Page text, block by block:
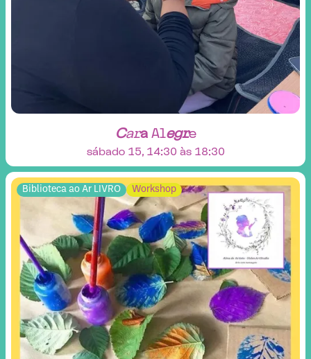
Cara Alegre
sábado 15, 14:30 às 18:30
Biblioteca ao Ar LIVRO Workshop